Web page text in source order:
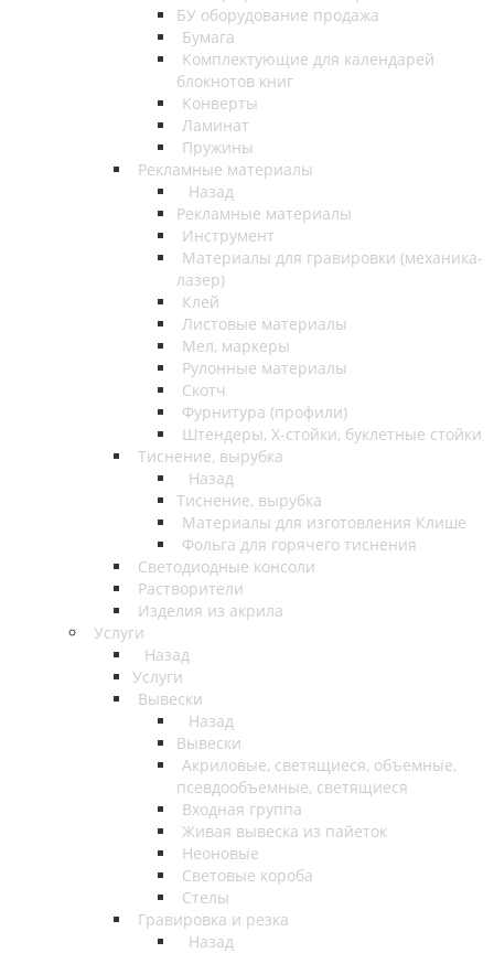
БУ оборудование продажа
Бумага
Комплектующие для календарей
блокнотов книг
Конверты
Ламинат
Пружины
Рекламные материалы
Назад
Рекламные материалы
Инструмент
Материалы для гравировки (механика-
лазер)
Клей
Листовые материалы
Мел, маркеры
Рулонные материалы
Скотч
Фурнитура (профили)
Штендеры, Х-стойки, буклетные стойки
Тиснение, вырубка
Назад
Тиснение, вырубка
Материалы для изготовления Клише
Фольга для горячего тиснения
Светодиодные консоли
Растворители
Изделия из акрила
Услуги
Назад
Услуги
Вывески
Назад
Вывески
Акриловые, светящиеся, объемные,
псевдообъемные, светящиеся
Входная группа
Живая вывеска из пайеток
Неоновые
Световые короба
Стелы
Гравировка и резка
Назад